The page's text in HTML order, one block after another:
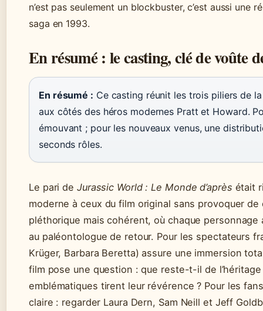
n’est pas seulement un blockbuster, c’est aussi
saga en 1993.
En résumé : le casting, clé de voûte
En résumé : Ce casting réunit les trois piliers de
aux côtés des héros modernes Pratt et Howard.
émouvant ; pour les nouveaux venus, une
seconds rôles.
Le pari de Jurassic World : Le Monde d’après était
moderne à ceux du film original sans provoquer
pléthorique mais cohérent, où chaque
au paléontologue de retour. Pour les spectateurs
Krüger, Barbara Beretta) assure une immersion
film pose une question : que reste-t-il de
emblématiques tirent leur révérence ? Pour les
claire : regarder Laura Dern, Sam Neill et Jeff